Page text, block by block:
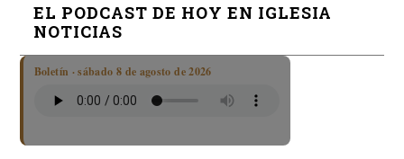
EL PODCAST DE HOY EN IGLESIA
NOTICIAS
Boletín · sábado 8 de agosto de 2026